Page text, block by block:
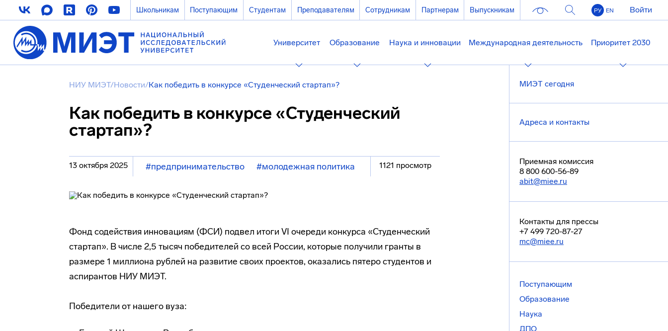
Школьникам Поступающим Студентам Преподавателям Сотрудникам Партнерам Выпускникам РУ EN Войти
Университет Образование Наука и инновации Международная деятельность Приоритет 2030
НИУ МИЭТ/Новости/Как победить в конкурсе «Студенческий стартап»?
Как победить в конкурсе «Студенческий
стартап»?
13 октября 2025 #предпринимательство #молодежная политика 1121 просмотр
Фонд содействия инновациям (ФСИ) подвел итоги VI очереди конкурса «Студенческий
стартап». В числе 2,5 тысяч победителей со всей России, которые получили гранты в
размере 1 миллиона рублей на развитие своих проектов, оказались пятеро студентов и
аспирантов НИУ МИЭТ.
Победители от нашего вуза:
МИЭТ сегодня
Адреса и контакты
Приемная комиссия
8 800 600-56-89
abit@miee.ru
Контакты для прессы
+7 499 720-87-27
mc@miee.ru
Поступающим
Образование
Наука
ДПО